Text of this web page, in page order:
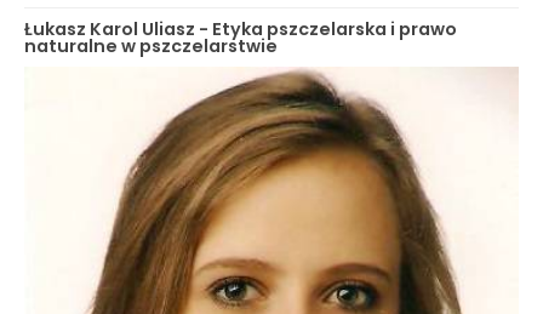
Łukasz Karol Uliasz - Etyka pszczelarska i prawo
naturalne w pszczelarstwie